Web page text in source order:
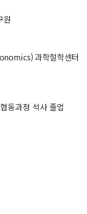
원
과학철학센터
동과정 석사 졸업